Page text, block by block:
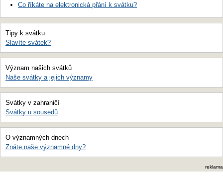
Co říkáte na elektronická přání k svátku?
Tipy k svátku
Slavíte svátek?
Význam našich svátků
Naše svátky a jejich významy
Svátky v zahraničí
Svátky u sousedů
O významných dnech
Znáte naše významné dny?
reklama